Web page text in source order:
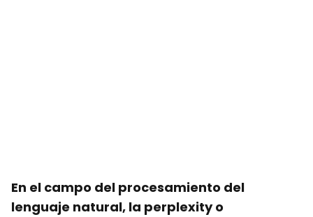
En el campo del procesamiento del
lenguaje natural, la perplexity o